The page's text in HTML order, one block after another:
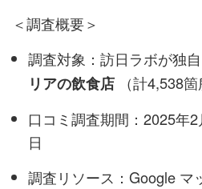
＜調査概要＞
調査対象：訪日ラボが独
リアの飲食店 （計4,538箇
口コミ調査期間：2025年
日
調査リソース：Google マ